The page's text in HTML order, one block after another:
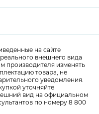
на сайте
внешнего вида
производителя изменять
товара, не
уведомления.
уточняйте
вид на официальном
по номеру 8 800